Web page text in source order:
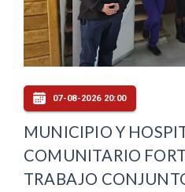
07-08-2026 20:00
MUNICIPIO Y
COMUNITARIO
TRABAJO